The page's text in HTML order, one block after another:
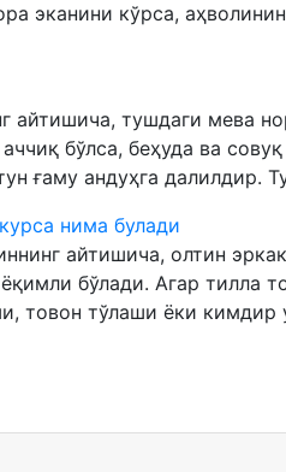
эканини кўрса,
тушдаги мева
бўлса, беҳуда ва
ғаму андуҳга далилдир.
нима булади
айтишича, олтин
бўлади. Агар тилла
товон тўлаши ёки кимдир